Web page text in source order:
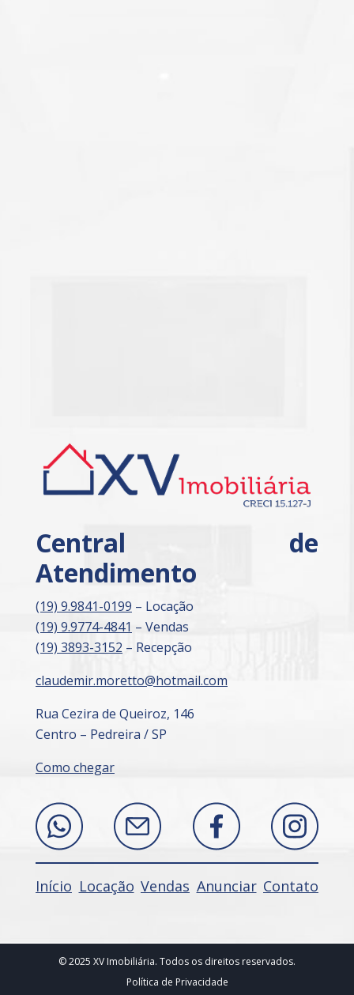
Central de
Atendimento
(19) 9.9841-0199 – Locação
(19) 9.9774-4841 – Vendas
(19) 3893-3152 – Recepção
claudemir.moretto@hotmail.com
Rua Cezira de Queiroz, 146
Centro – Pedreira / SP
Como chegar
Início Locação Vendas Anunciar Contato
© 2025 XV Imobiliária. Todos os direitos reservados.
Política de Privacidade